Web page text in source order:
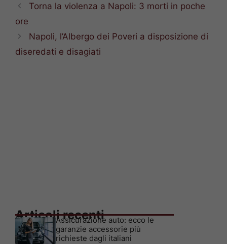
Torna la violenza a Napoli: 3 morti in poche
ore
Napoli, l’Albergo dei Poveri a disposizione di
diseredati e disagiati
Articoli recenti
Assicurazione auto: ecco le
garanzie accessorie più
richieste dagli italiani